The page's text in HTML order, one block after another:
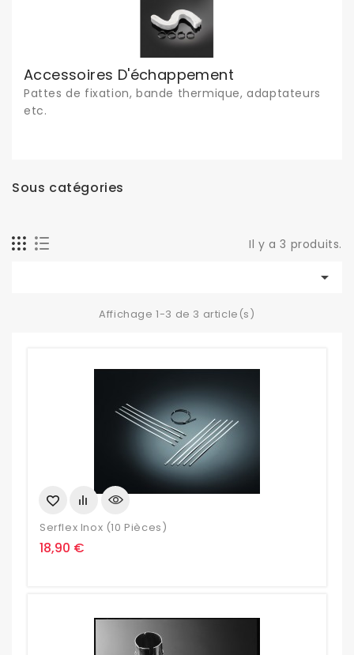
Accessoires D'échappement
Pattes de fixation, bande thermique, adaptateurs
etc.
Sous catégories
Il y a 3 produits.

Affichage 1-3 de 3 article(s)
Serflex Inox (10 Pièces)
Prix
18,90 €